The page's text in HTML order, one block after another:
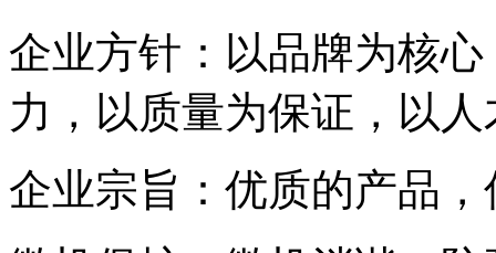
企业方针：以品牌为核
力，以质量为保证，以
企业宗旨：优质的产品